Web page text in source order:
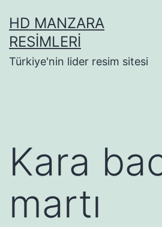
geçHD MANZARA
RESIMLERI
Türkiye'nin lider resim sitesi
Kara
martı